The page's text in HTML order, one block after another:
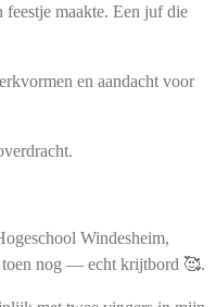
feestje maakte. Een juf die
en aandacht voor
Windesheim,
nog — echt krijtbord 🥰.